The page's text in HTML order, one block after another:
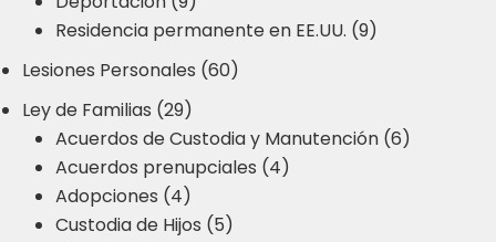
Residencia permanente en EE.UU. (9)
Lesiones Personales (60)
Ley de Familias (29)
Acuerdos de Custodia y Manutención (6)
Acuerdos prenupciales (4)
Adopciones (4)
Custodia de Hijos (5)